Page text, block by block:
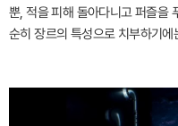
뿐, 적을 피해 돌아다니고 퍼즐을
순히 장르의 특성으로 치부하기에